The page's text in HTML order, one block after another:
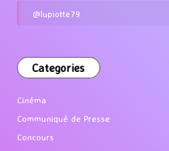
@lupiotte79
Categories
Cinéma
Communiqué de Presse
Concours